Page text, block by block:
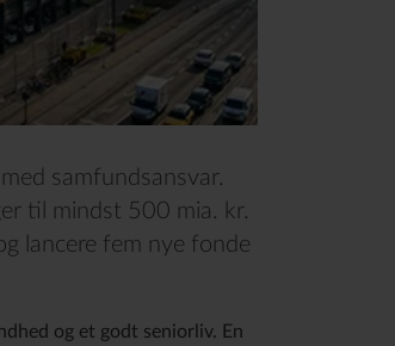
samfundsansvar.
til mindst 500 mia. kr.
lancere fem nye fonde
og et godt seniorliv. En